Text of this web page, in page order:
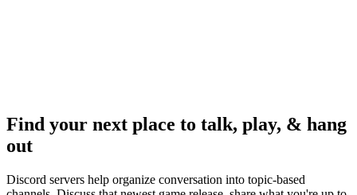
Find your next place to talk, play, & hang
out
Discord servers help organize conversation into topic-based